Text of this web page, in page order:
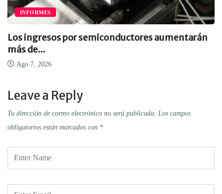
INFORMES
Los ingresos por semiconductores aumentarán
más de...
Ago 7, 2026
Leave a Reply
Tu dirección de correo electrónico no será publicada. Los campos
obligatorios están marcados con *